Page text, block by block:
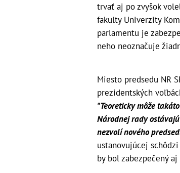
trvať aj po zvyšok
fakulty Univerzity
parlamentu je
neho neoznačuje
Miesto predsedu NR
prezidentských
"Teoreticky môže
Národnej rady
nezvolí nového
ustanovujúcej
by bol zabezpečený